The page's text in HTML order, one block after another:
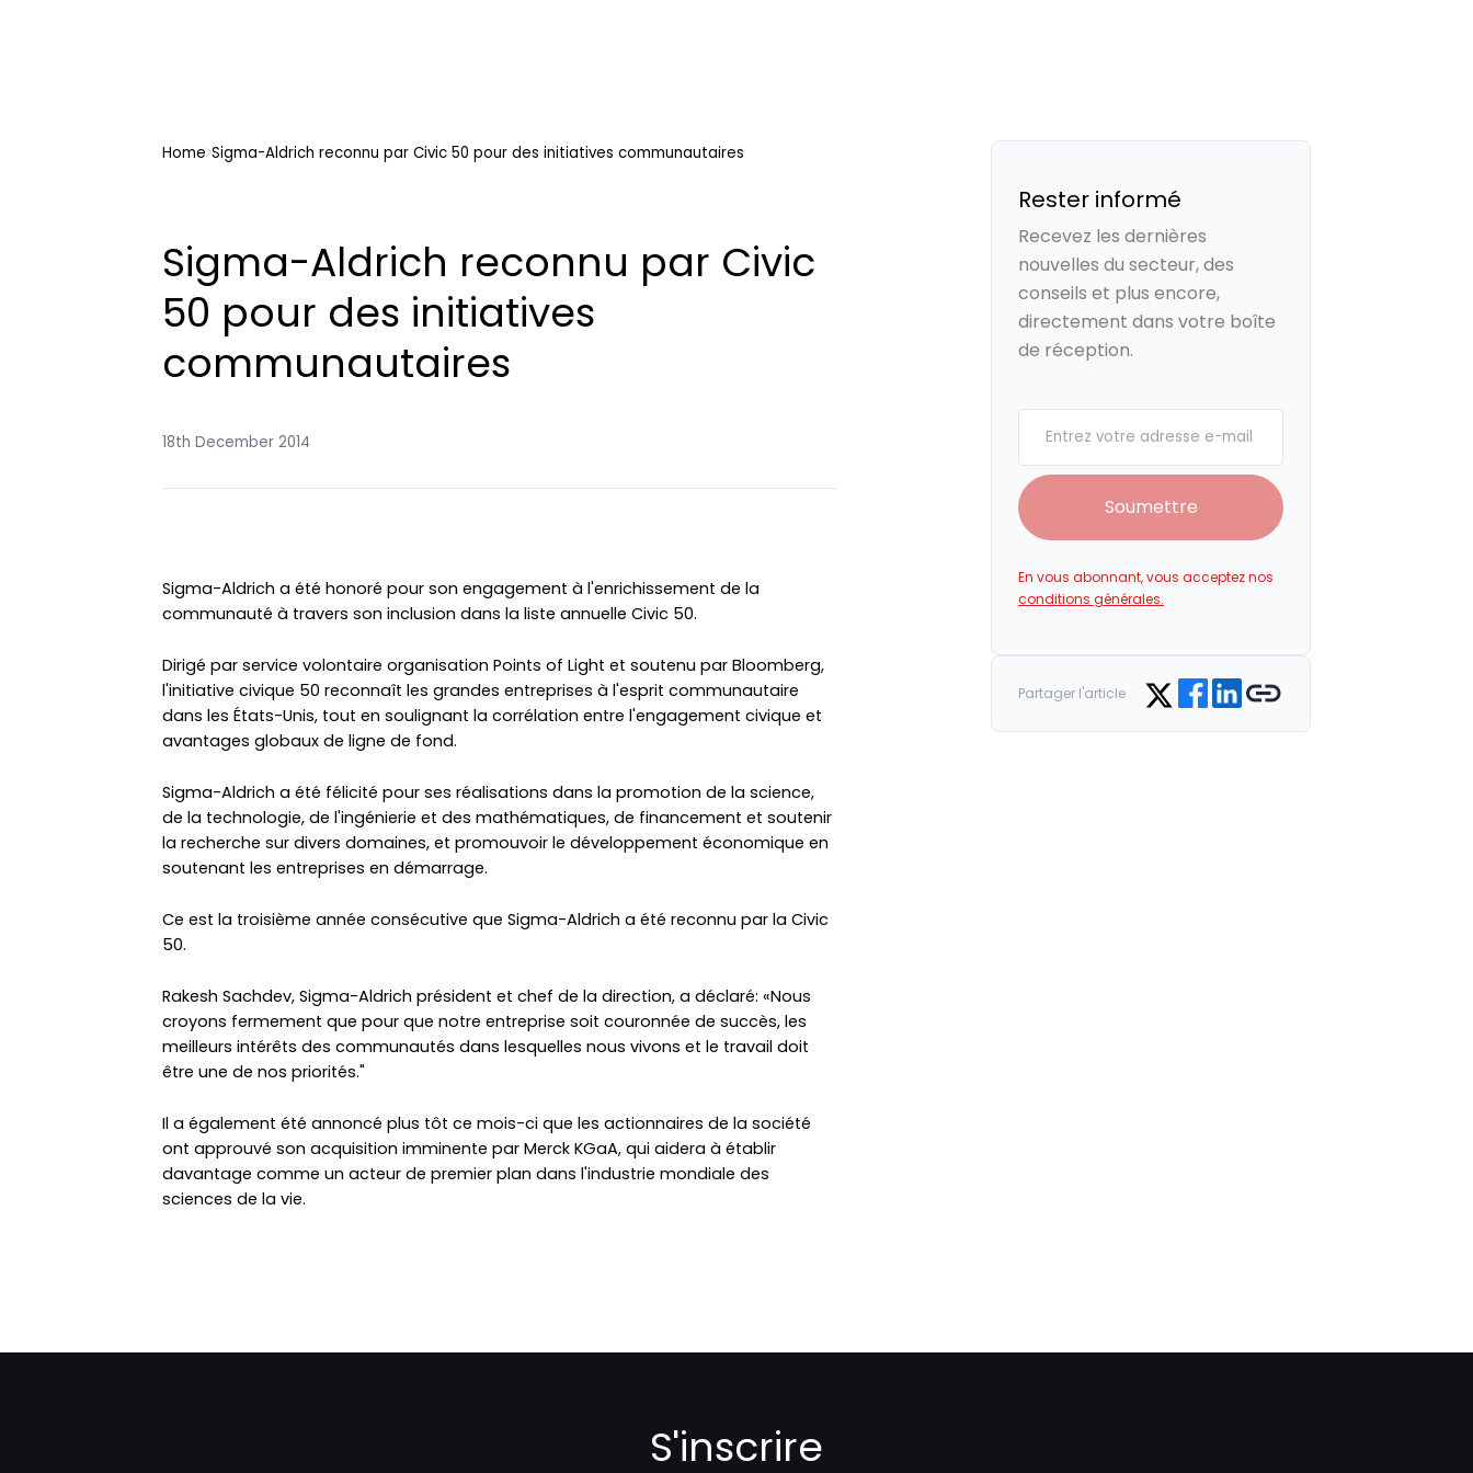
Home Sigma-Aldrich reconnu par Civic 50 pour des initiatives communautaires
Sigma-Aldrich reconnu par Civic
50 pour des initiatives
communautaires
18th December 2014
Sigma-Aldrich a été honoré pour son engagement à l'enrichissement de la
communauté à travers son inclusion dans la liste annuelle Civic 50.
Dirigé par service volontaire organisation Points of Light et soutenu par Bloomberg,
l'initiative civique 50 reconnaît les grandes entreprises à l'esprit communautaire
dans les États-Unis, tout en soulignant la corrélation entre l'engagement civique et
avantages globaux de ligne de fond.
Sigma-Aldrich a été félicité pour ses réalisations dans la promotion de la science,
de la technologie, de l'ingénierie et des mathématiques, de financement et soutenir
la recherche sur divers domaines, et promouvoir le développement économique en
soutenant les entreprises en démarrage.
Ce est la troisième année consécutive que Sigma-Aldrich a été reconnu par la Civic
50.
Rakesh Sachdev, Sigma-Aldrich président et chef de la direction, a déclaré: «Nous
croyons fermement que pour que notre entreprise soit couronnée de succès, les
meilleurs intérêts des communautés dans lesquelles nous vivons et le travail doit
être une de nos priorités."
Il a également été annoncé plus tôt ce mois-ci que les actionnaires de la société
ont approuvé son acquisition imminente par Merck KGaA, qui aidera à établir
davantage comme un acteur de premier plan dans l'industrie mondiale des
sciences de la vie.
Rester informé
Recevez les dernières
nouvelles du secteur, des
conseils et plus encore,
directement dans votre boîte
de réception.
Soumettre
En vous abonnant, vous acceptez nos
conditions générales.
Partager l'article Share on Twitter
Share on Facebook
Share on LinkedIn
Copy link
S'inscrire